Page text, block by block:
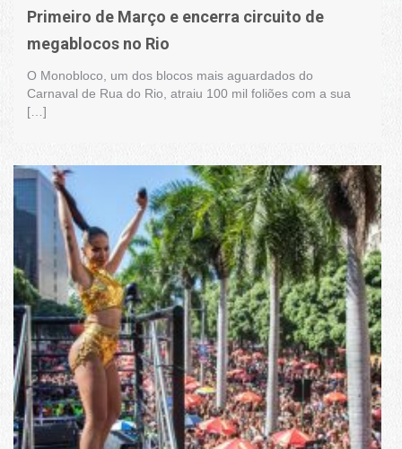
Primeiro de Março e encerra circuito de
megablocos no Rio
O Monobloco, um dos blocos mais aguardados do
Carnaval de Rua do Rio, atraiu 100 mil foliões com a sua
[…]